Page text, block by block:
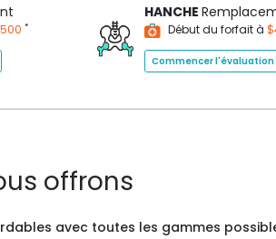
*
HANCHE
Début du forfait à
Commencer l'évaluation
offrons
avec toutes les gammes